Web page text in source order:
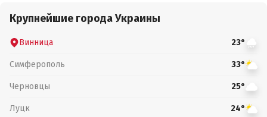
Крупнейшие города Украины
Винница 23°
Симферополь 33°
Черновцы 25°
Луцк 24°